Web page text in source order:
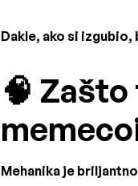
Dakle, ako si izgubio,
🧠
Mehanika je